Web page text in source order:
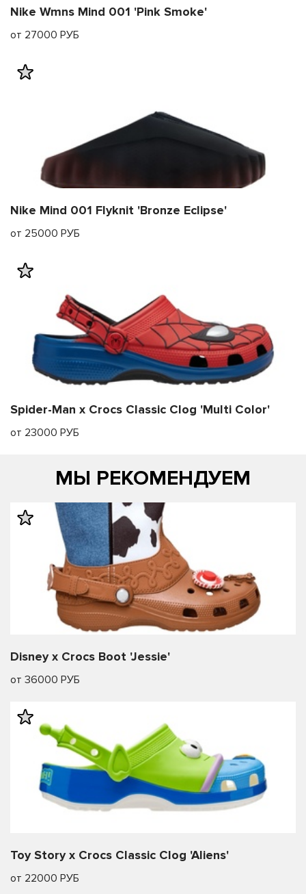
Nike Wmns Mind 001 'Pink Smoke'
от 27000 РУБ
Nike Mind 001 Flyknit 'Bronze Eclipse'
от 25000 РУБ
Spider-Man x Crocs Classic Clog 'Multi Color'
от 23000 РУБ
МЫ РЕКОМЕНДУЕМ
Disney x Crocs Boot 'Jessie'
от 36000 РУБ
Toy Story x Crocs Classic Clog 'Aliens'
от 22000 РУБ